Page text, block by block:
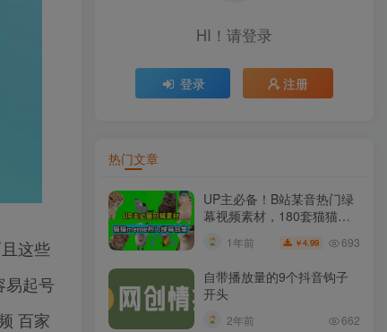
这些
易起号
百家
HI！请登录
登录 注册
热门文章
UP主必备！B站某音热门绿
幕视频素材，180套猫猫
meme动态绿幕合集包，含
背景图BGM，含使用教程
1年前 ￥4.99 693
自带播放量的9个抖音钩子
开头
2年前 662